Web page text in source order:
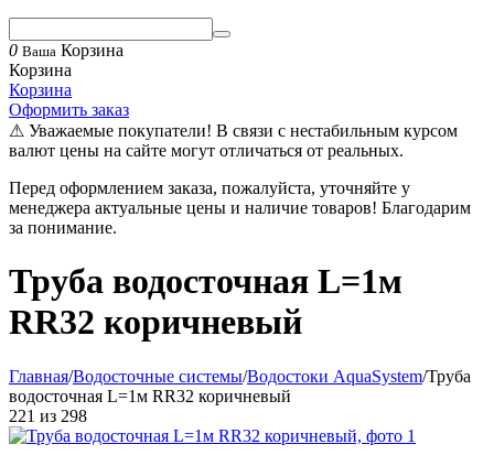
0 Ваша Корзина
Корзина
Корзина
Оформить заказ
⚠ Уважаемые покупатели! В связи с нестабильным курсом
валют цены на сайте могут отличаться от реальных.
Перед оформлением заказа, пожалуйста, уточняйте у
менеджера актуальные цены и наличие товаров! Благодарим
за понимание.
Труба водосточная L=1м
RR32 коричневый
Главная/Водосточные системы/Водостоки AquaSystem/Труба
водосточная L=1м RR32 коричневый
221 из 298